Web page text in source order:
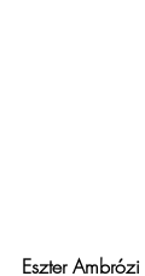
Eszter Ambrózi